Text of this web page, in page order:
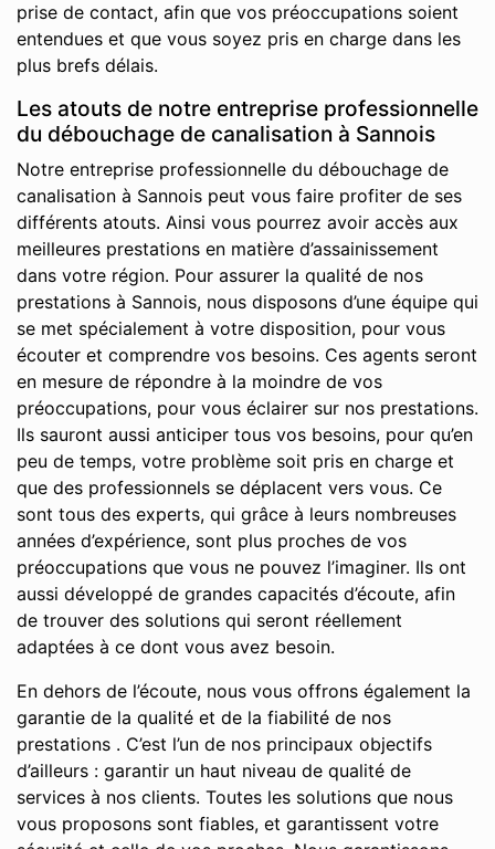
prise de contact, afin que vos préoccupations soient
entendues et que vous soyez pris en charge dans les
plus brefs délais.
Les atouts de notre entreprise professionnelle
du débouchage de canalisation à Sannois
Notre entreprise professionnelle du débouchage de
canalisation à Sannois peut vous faire profiter de ses
différents atouts. Ainsi vous pourrez avoir accès aux
meilleures prestations en matière d’assainissement
dans votre région. Pour assurer la qualité de nos
prestations à Sannois, nous disposons d’une équipe qui
se met spécialement à votre disposition, pour vous
écouter et comprendre vos besoins. Ces agents seront
en mesure de répondre à la moindre de vos
préoccupations, pour vous éclairer sur nos prestations.
Ils sauront aussi anticiper tous vos besoins, pour qu’en
peu de temps, votre problème soit pris en charge et
que des professionnels se déplacent vers vous. Ce
sont tous des experts, qui grâce à leurs nombreuses
années d’expérience, sont plus proches de vos
préoccupations que vous ne pouvez l’imaginer. Ils ont
aussi développé de grandes capacités d’écoute, afin
de trouver des solutions qui seront réellement
adaptées à ce dont vous avez besoin.
En dehors de l’écoute, nous vous offrons également la
garantie de la qualité et de la fiabilité de nos
prestations . C’est l’un de nos principaux objectifs
d’ailleurs : garantir un haut niveau de qualité de
services à nos clients. Toutes les solutions que nous
vous proposons sont fiables, et garantissent votre